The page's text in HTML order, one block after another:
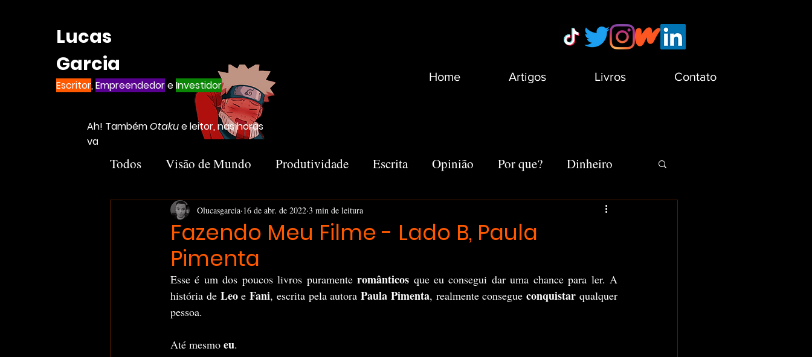
Lucas
Garcia
Escritor,EmpreendedoreInvestidor
Ah! TambémOtakue leitor, nas horas
vagas
Home Artigos Livros Contato
Todos Visão de Mundo Produtividade Escrita Opinião Por que? Dinheiro
Introvertido Livros Recomendações Minha Vida
Negócios
Fazendo Meu Filme - Lado B, Paula
Pimenta
Olucasgarcia 16 de abr. de 2022 3 min de leitura
Esse é um dos poucos livros puramente românticos que eu consegui dar uma chance para ler. A
história de Leo e Fani, escrita pela autora Paula Pimenta, realmente consegue conquistar qualquer
pessoa.
Até mesmo eu.